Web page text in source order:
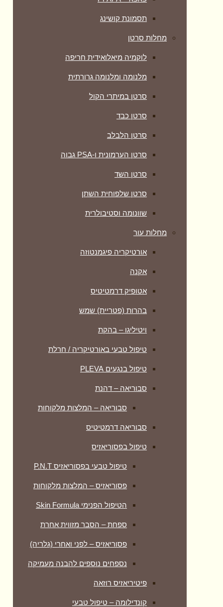
תסמונת קושינג
מחלות סרטן
לוקמיה מיאלואידית חריפה
מלנומה ומלנומה גרורתית
סרטן במיתרי הקול
סרטן כבד
סרטן הלבלב
סרטן הערמונית ו-PSA גבוה
סרטן השד
סרטן שלפוחית השתן
שוונומה וסטיבולרית
מחלות עור
אורטיקריה פיגמנטוזה
אקנה
אטופיק דרמטיטיס
בהרות (פטריית) שמש
ויטיליגו – בהקת
טיפול טבעי באורטיקריה / חרלת
טיפול בנגעים PLEVA
סבוריאה – דהנת
סבוריאה – המלצות מלקוחות
סבוריאה דרמטיטיס
טיפול בפסוריאזיס
טיפול טבעי בפסוריאזיס P.N.T
פסוריאזיס – המלצות מלקוחות
הטיפול הפנימי Skin Formula
ספחת – הסבר מזווית אחרת
פסוריאזיס – לפני ואחרי (גלריה)
נספחים נוספים להבנה מעמיקה
פיטיריאזיס רוזאה
קונדילומה – טיפול טבעי